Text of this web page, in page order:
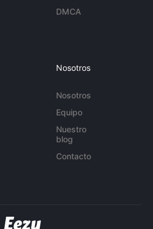
DMCA
Nosotros
Nosotros
Equipo
Nuestro
blog
Contacto